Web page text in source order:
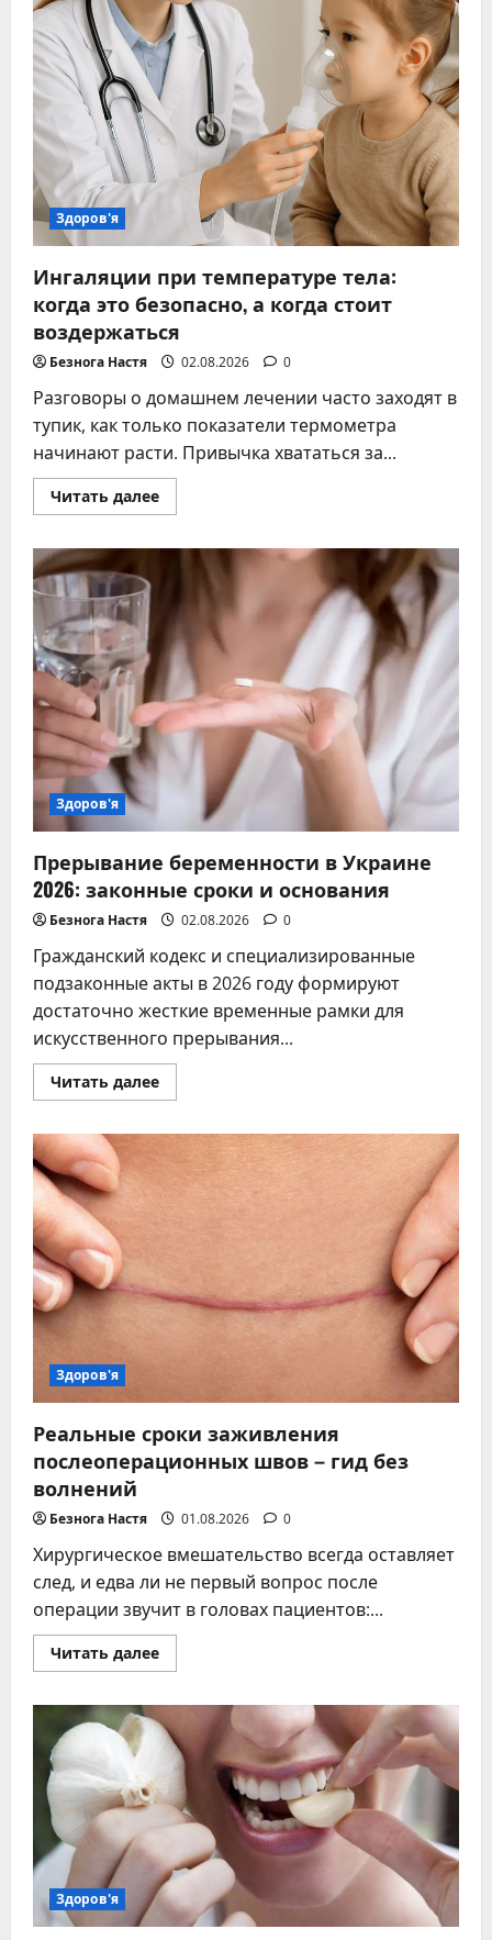
Здоров'я
Ингаляции при температуре тела:
когда это безопасно, а когда стоит
воздержаться
Безнога Настя 02.08.2026 0
Разговоры о домашнем лечении часто заходят в
тупик, как только показатели термометра
начинают расти. Привычка хвататься за...
Читать далееПрочитать
больше
температуре
когда
это
безопасно,
а
когда
стоит
воздержаться
Здоров'я
Прерывание беременности в Украине
2026: законные сроки и основания
Безнога Настя 02.08.2026 0
Гражданский кодекс и специализированные
подзаконные акты в 2026 году формируют
достаточно жесткие временные рамки для
искусственного прерывания...
Читать далееПрочитать
больше
беременности
Украине
2026:
Здоров'я
Реальные сроки заживления
послеоперационных швов – гид без
волнений
Безнога Настя 01.08.2026 0
Хирургическое вмешательство всегда оставляет
след, и едва ли не первый вопрос после
операции звучит в головах пациентов:...
Читать далееПрочитать
больше
заживления
послеоперационных
швов
гид
без
волнений
Здоров'я